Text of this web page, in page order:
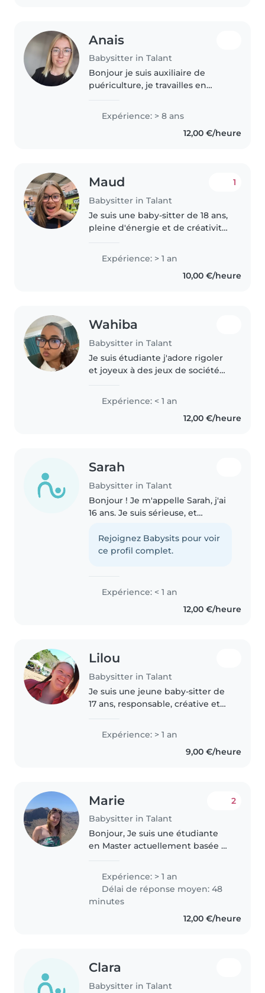
Anais
Babysitter in Talant
Bonjour je suis auxiliaire de
puériculture, je travailles en
suis passionné par mon métier
et par les enfants, je prendrais
soin de vos petits bouts..
Expérience: > 8 ans
12,00 €/heure
Maud
Babysitter in Talant
1
Je suis une baby-sitter de 18 ans,
pleine d'énergie et de créativité.
professionnelle, j'ai beaucoup de
pratique avec les enfants de tous
Expérience: > 1 an
10,00 €/heure
Wahiba
Babysitter in Talant
Je suis étudiante j'adore rigoler
et joyeux à des jeux de société
beaucoup lire aussi. J'ai de
l'expérience avec les enfants de
ma famille et quelque familles..
Expérience: < 1 an
12,00 €/heure
Sarah
Babysitter in Talant
Bonjour ! Je m'appelle Sarah, j'ai
16 ans. Je suis sérieuse, et
gardes en soirée. J'ai l'habitude
de m'occuper d'enfants,
Rejoignez Babysits pour voir
ce profil complet.
Expérience: < 1 an
12,00 €/heure
Lilou
Babysitter in Talant
Je suis une jeune baby-sitter de
17 ans, responsable, créative et
des tout-petits aux adolescents.
Expérience: > 1 an
9,00 €/heure
Marie
Babysitter in Talant
2
Bonjour, Je suis une étudiante
en Master actuellement basée à
la garde d'enfants et j'aime
passer du temps avec eux. Je
suis fiable, patiente et créative,..
Expérience: > 1 an
Délai de réponse moyen: 48
minutes
12,00 €/heure
Clara
Babysitter in Talant